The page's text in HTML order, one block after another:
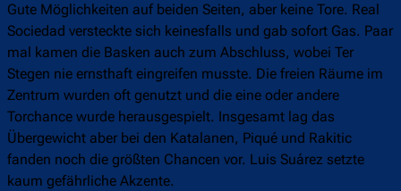
Gute Möglichkeiten auf beiden Seiten, aber keine Tore. Real
Sociedad versteckte sich keinesfalls und gab sofort Gas. Paar
mal kamen die Basken auch zum Abschluss, wobei Ter
Stegen nie ernsthaft eingreifen musste. Die freien Räume im
Zentrum wurden oft genutzt und die eine oder andere
Torchance wurde herausgespielt. Insgesamt lag das
Übergewicht aber bei den Katalanen, Piqué und Rakitic
fanden noch die größten Chancen vor. Luis Suárez setzte
kaum gefährliche Akzente.